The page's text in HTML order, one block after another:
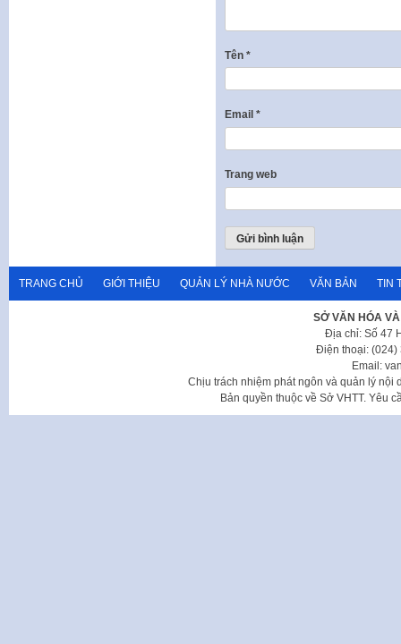
Tên *
Email *
Trang web
TRANG CHỦ GIỚI THIỆU QUẢN LÝ NHÀ NƯỚC VĂN BẢN TIN
SỞ VĂN HÓA
Địa chỉ: Số 47
Điện thoại: (024)
Email:
Chịu trách nhiệm phát ngôn và quản lý nội
Bản quyền thuộc về Sở VHTT. Yêu